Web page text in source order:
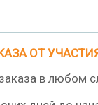
ОТ
в любом